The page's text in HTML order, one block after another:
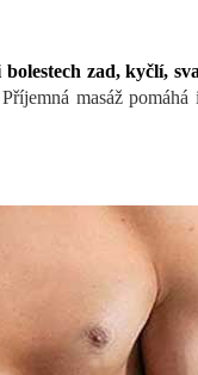
zad, kyčlí,
masáž